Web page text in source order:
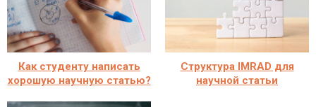
Как студенту написать
хорошую научную статью?
Структура IMRAD для
научной статьи